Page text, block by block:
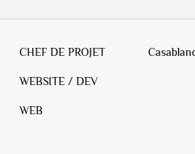
CHEF DE PROJET
WEBSITE / DEV
WEB